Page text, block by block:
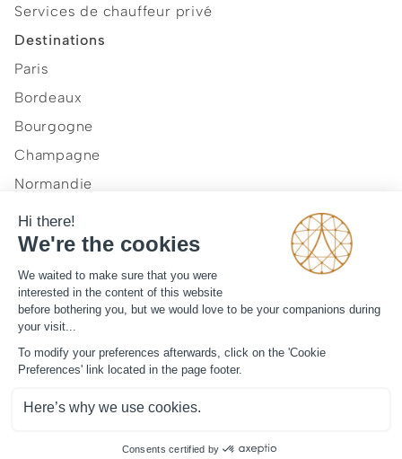
Services de chauffeur privé
Destinations
Paris
Bordeaux
Bourgogne
Champagne
Normandie
Provence et Côte d'Azur
Vallée de la Loire
Notre vision
Journal
Mentions légales
CGV
©2026ArtLuxury Experience™